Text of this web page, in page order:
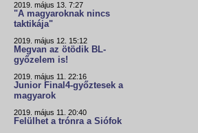
2019. május 13. 7:27
"A magyaroknak nincs
taktikája"
2019. május 12. 15:12
Megvan az ötödik BL-
győzelem is!
2019. május 11. 22:16
Junior Final4-győztesek a
magyarok
2019. május 11. 20:40
Felülhet a trónra a Siófok